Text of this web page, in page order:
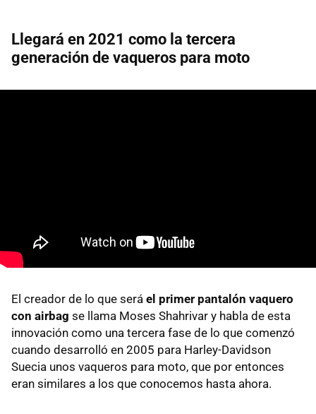
Llegará en 2021 como la tercera
generación de vaqueros para moto
El creador de lo que será el primer pantalón vaquero
con airbag se llama Moses Shahrivar y habla de esta
innovación como una tercera fase de lo que comenzó
cuando desarrolló en 2005 para Harley-Davidson
Suecia unos vaqueros para moto, que por entonces
eran similares a los que conocemos hasta ahora.